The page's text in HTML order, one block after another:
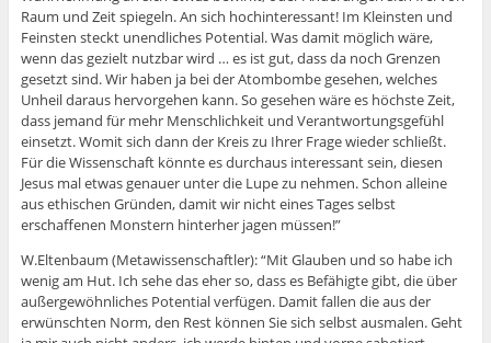
Raum und Zeit spiegeln. An sich hochinteressant! Im Kleinsten und
Feinsten steckt unendliches Potential. Was damit möglich wäre,
wenn das gezielt nutzbar wird … es ist gut, dass da noch Grenzen
gesetzt sind. Wir haben ja bei der Atombombe gesehen, welches
Unheil daraus hervorgehen kann. So gesehen wäre es höchste Zeit,
dass jemand für mehr Menschlichkeit und Verantwortungsgefühl
einsetzt. Womit sich dann der Kreis zu Ihrer Frage wieder schließt.
Für die Wissenschaft könnte es durchaus interessant sein, diesen
Jesus mal etwas genauer unter die Lupe zu nehmen. Schon alleine
aus ethischen Gründen, damit wir nicht eines Tages selbst
erschaffenen Monstern hinterher jagen müssen!”
W.Eltenbaum (Metawissenschaftler): “Mit Glauben und so habe ich
wenig am Hut. Ich sehe das eher so, dass es Befähigte gibt, die über
außergewöhnliches Potential verfügen. Damit fallen die aus der
erwünschten Norm, den Rest können Sie sich selbst ausmalen. Geht